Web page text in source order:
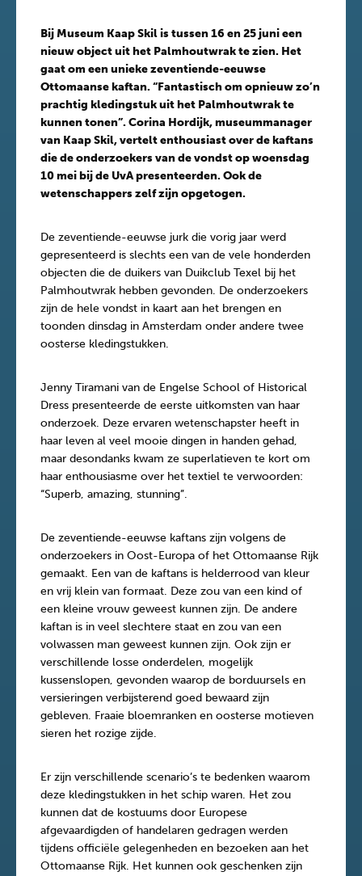
Bij Museum Kaap Skil is tussen 16 en 25 juni een
nieuw object uit het Palmhoutwrak te zien. Het
gaat om een unieke zeventiende-eeuwse
Ottomaanse kaftan. “Fantastisch om opnieuw zo’n
prachtig kledingstuk uit het Palmhoutwrak te
kunnen tonen”. Corina Hordijk, museummanager
van Kaap Skil, vertelt enthousiast over de kaftans
die de onderzoekers van de vondst op woensdag
10 mei bij de UvA presenteerden. Ook de
wetenschappers zelf zijn opgetogen.
De zeventiende-eeuwse jurk die vorig jaar werd
gepresenteerd is slechts een van de vele honderden
objecten die de duikers van Duikclub Texel bij het
Palmhoutwrak hebben gevonden. De onderzoekers
zijn de hele vondst in kaart aan het brengen en
toonden dinsdag in Amsterdam onder andere twee
oosterse kledingstukken.
Jenny Tiramani van de Engelse School of Historical
Dress presenteerde de eerste uitkomsten van haar
onderzoek. Deze ervaren wetenschapster heeft in
haar leven al veel mooie dingen in handen gehad,
maar desondanks kwam ze superlatieven te kort om
haar enthousiasme over het textiel te verwoorden:
“Superb, amazing, stunning”.
De zeventiende-eeuwse kaftans zijn volgens de
onderzoekers in Oost-Europa of het Ottomaanse Rijk
gemaakt. Een van de kaftans is helderrood van kleur
en vrij klein van formaat. Deze zou van een kind of
een kleine vrouw geweest kunnen zijn. De andere
kaftan is in veel slechtere staat en zou van een
volwassen man geweest kunnen zijn. Ook zijn er
verschillende losse onderdelen, mogelijk
kussenslopen, gevonden waarop de borduursels en
versieringen verbijsterend goed bewaard zijn
gebleven. Fraaie bloemranken en oosterse motieven
sieren het rozige zijde.
Er zijn verschillende scenario’s te bedenken waarom
deze kledingstukken in het schip waren. Het zou
kunnen dat de kostuums door Europese
afgevaardigden of handelaren gedragen werden
tijdens officiële gelegenheden en bezoeken aan het
Ottomaanse Rijk. Het kunnen ook geschenken zijn